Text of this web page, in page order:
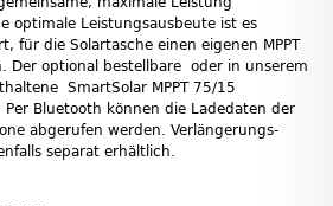
optimale Leistungsausbeute ist es
für die Solartasche einen eigenen MPPT
Der optional bestellbare oder in unserem
SmartSolar MPPT 75/15
Bluetooth können die Ladedaten der
abgerufen werden. Verlängerungs-
separat erhältlich.